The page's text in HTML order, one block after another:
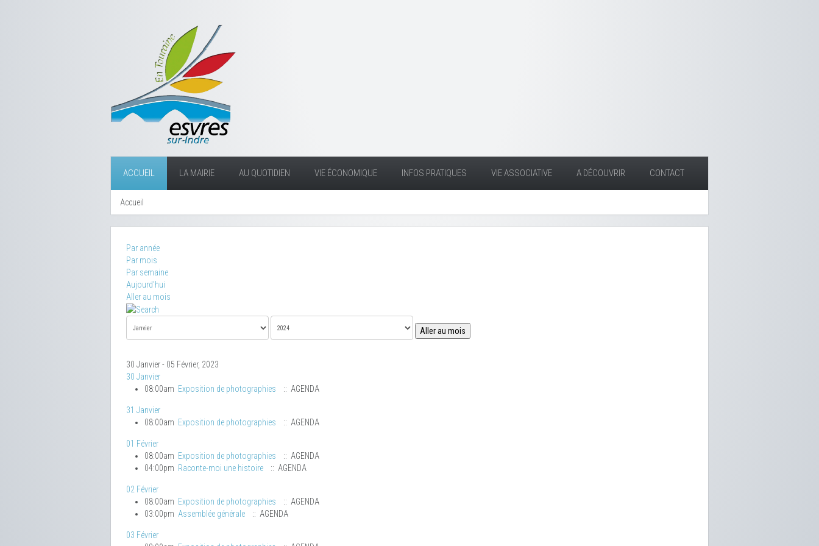
ACCUEIL LA MAIRIE AU QUOTIDIEN VIE ÉCONOMIQUE INFOS PRATIQUES VIE ASSOCIATIVE A DÉCOUVRIR CONTACT
Accueil
Par année
Par mois
Par semaine
Aujourd'hui
Aller au mois
Aller au mois
30 Janvier - 05 Février, 2023
30 Janvier
08:00am Exposition de photographies :: AGENDA
31 Janvier
08:00am Exposition de photographies :: AGENDA
01 Février
08:00am Exposition de photographies
:: AGENDA
04:00pm Raconte-moi une histoire :: AGENDA
02 Février
08:00am Exposition de photographies
:: AGENDA
03:00pm Assemblée générale :: AGENDA
03 Février